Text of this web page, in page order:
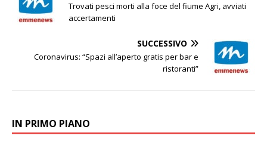
Trovati pesci morti alla foce del fiume Agri, avviati
accertamenti
SUCCESSIVO
Coronavirus: “Spazi all’aperto gratis per bar e
ristoranti”
IN PRIMO PIANO